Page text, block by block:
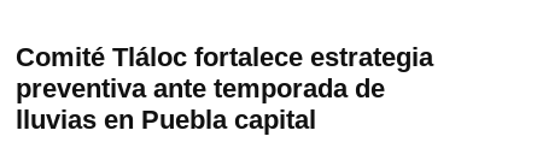
Comité Tláloc fortalece estrategia
preventiva ante temporada de
lluvias en Puebla capital